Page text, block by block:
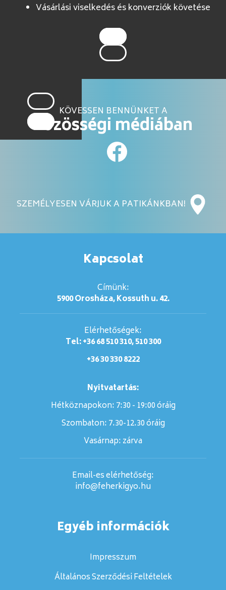
Vásárlási viselkedés és konverziók követése
KÖVESSEN BENNÜNKET A
közösségi médiában
SZEMÉLYESEN VÁRJUK A PATIKÁNKBAN!
Kapcsolat
Címünk:
5900 Orosháza, Kossuth u. 42.
Elérhetőségek:
Tel: +36 68 510 310, 510 300
+36 30 330 8222
Nyitvatartás:
Hétköznapokon: 7:30 - 19:00 óráig
Szombaton:7.30-12.30 óráig
Vasárnap:zárva
Email-es elérhetőség:
info@feherkigyo.hu
Egyéb információk
Impresszum
Általános Szerződési Feltételek